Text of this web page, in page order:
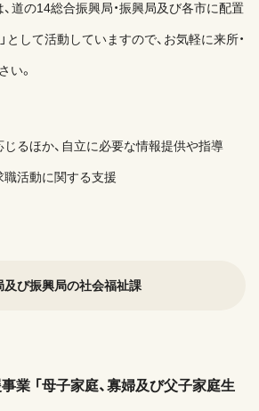
道の14総合振興局・振興局及び各市に配置
として活動していますので、お気軽に来所・
い。
じるほか、自立に必要な情報提供や指導
職活動に関する支援
及び振興局の社会福祉課
業 「母子家庭、寡婦及び父子家庭生